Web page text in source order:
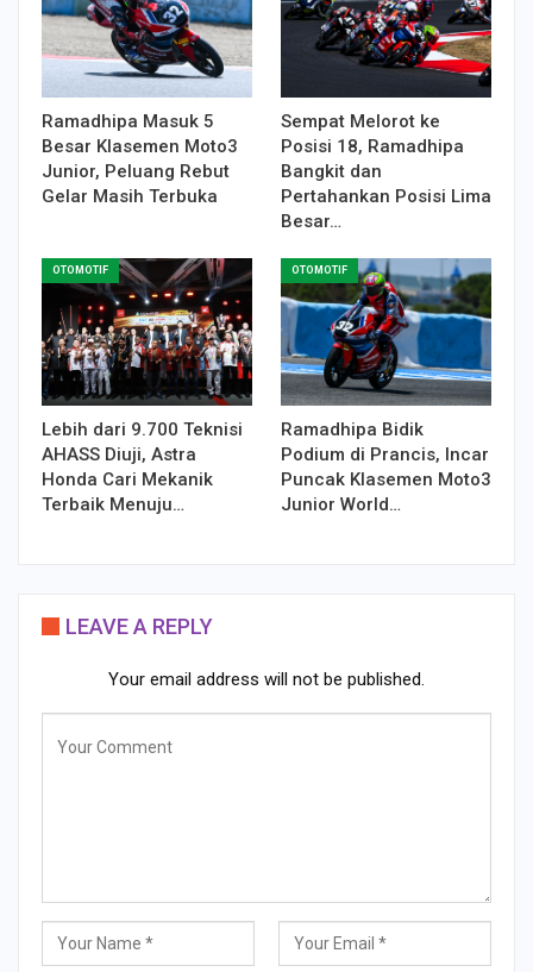
Ramadhipa Masuk 5
Besar Klasemen Moto3
Junior, Peluang Rebut
Gelar Masih Terbuka
Sempat Melorot ke
Posisi 18, Ramadhipa
Bangkit dan
Pertahankan Posisi Lima
Besar…
OTOMOTIF
Lebih dari 9.700 Teknisi
AHASS Diuji, Astra
Honda Cari Mekanik
Terbaik Menuju…
OTOMOTIF
Ramadhipa Bidik
Podium di Prancis, Incar
Puncak Klasemen Moto3
Junior World…
LEAVE A REPLY
Your email address will not be published.